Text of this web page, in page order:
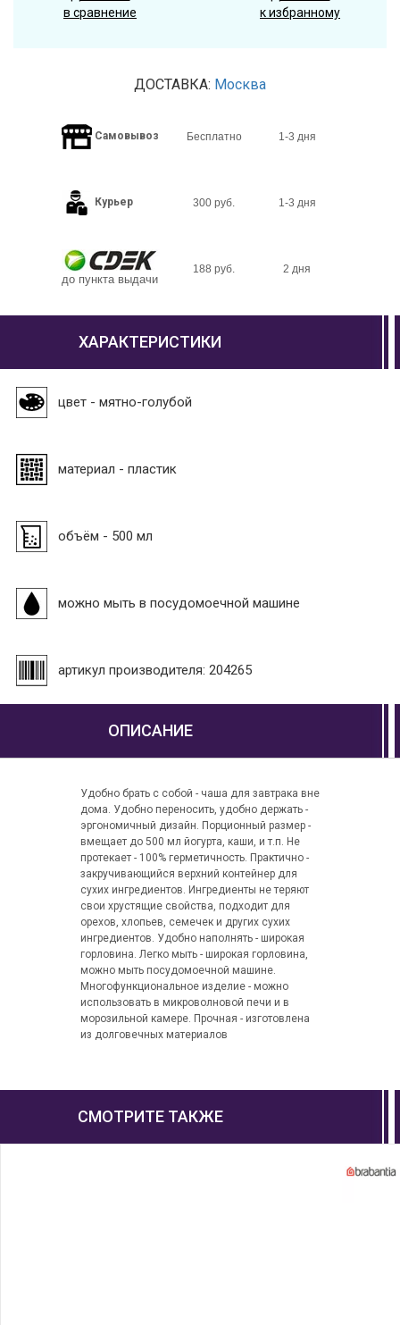
в сравнение
к избранному
ДОСТАВКА: Москва
Самовывоз Бесплатно 1-3 дня
Курьер 300 руб. 1-3 дня
до пункта выдачи
188 руб. 2 дня
ХАРАКТЕРИСТИКИ
цвет - мятно-голубой
материал - пластик
объём - 500 мл
можно мыть в посудомоечной машине
артикул производителя: 204265
ОПИСАНИЕ
Удобно брать с собой - чаша для завтрака вне
дома. Удобно переносить, удобно держать -
эргономичный дизайн. Порционный размер -
вмещает до 500 мл йогурта, каши, и т.п. Не
протекает - 100% герметичность. Практично -
закручивающийся верхний контейнер для
сухих ингредиентов. Ингредиенты не теряют
свои хрустящие свойства, подходит для
орехов, хлопьев, семечек и других сухих
ингредиентов. Удобно наполнять - широкая
горловина. Легко мыть - широкая горловина,
можно мыть посудомоечной машине.
Многофункциональное изделие - можно
использовать в микроволновой печи и в
морозильной камере. Прочная - изготовлена
из долговечных материалов
СМОТРИТЕ ТАКЖЕ